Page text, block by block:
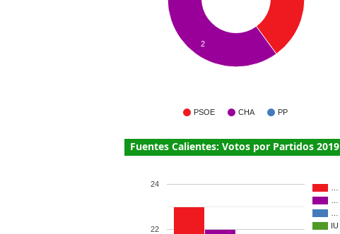
PSOE CHA PP
2
Fuentes Calientes: Votos por Partidos 2019
IU
22
24